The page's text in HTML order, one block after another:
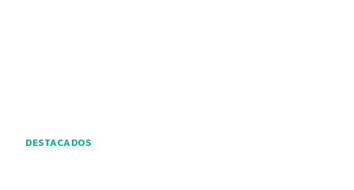
DESTACADOS